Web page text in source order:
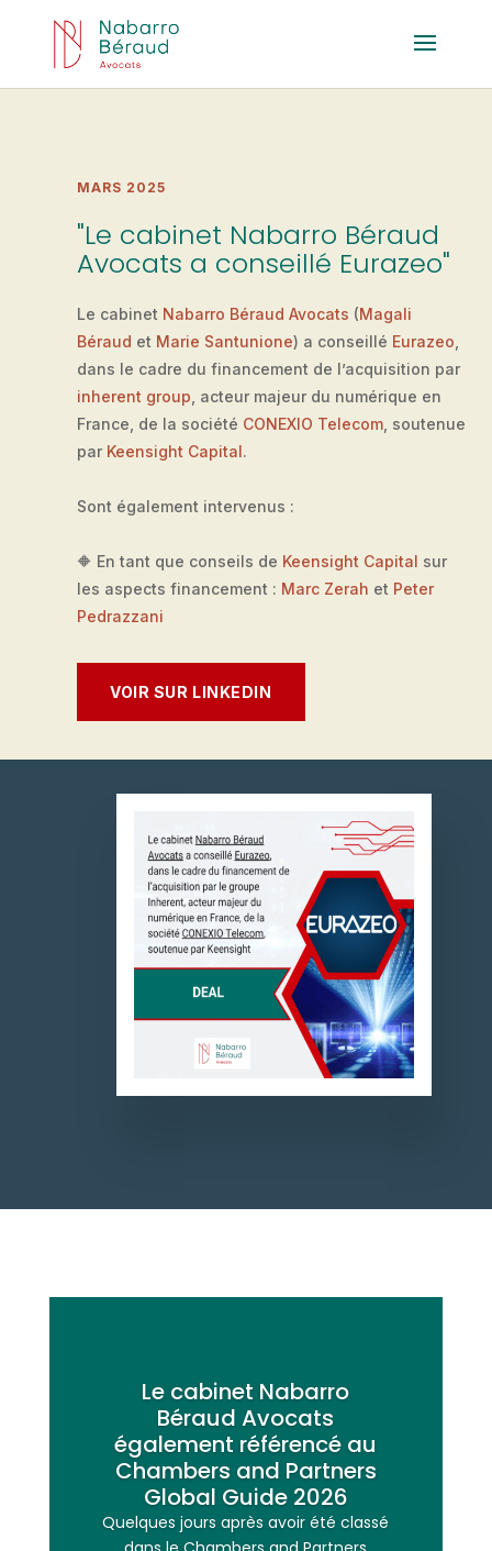
MARS 2025
"Le cabinet Nabarro Béraud
Avocats a conseillé Eurazeo"
Le cabinet Nabarro Béraud Avocats (Magali
Béraud et Marie Santunione) a conseillé Eurazeo
dans le cadre du financement de l’acquisition par
inherent group , acteur majeur du numérique en
France, de la société CONEXIO Telecom , soutenue
par Keensight Capital.
Sont également intervenus :
🔶 En tant que conseils de Keensight Capital sur
les aspects financement : Marc Zerah et Peter
Pedrazzani
VOIR SUR LINKEDIN
Le cabinet Nabarro
Béraud Avocats
également référencé au
Chambers and Partners
Global Guide 2026
Quelques jours après avoir été classé